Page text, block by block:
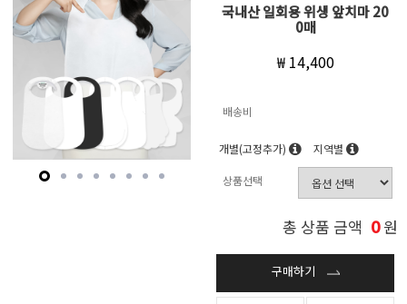
국내산 일회용 위생 앞치마 20
0매
₩ 14,400
배송비
개별(고정추가) 지역별
상품선택
총 상품 금액 0원
구매하기